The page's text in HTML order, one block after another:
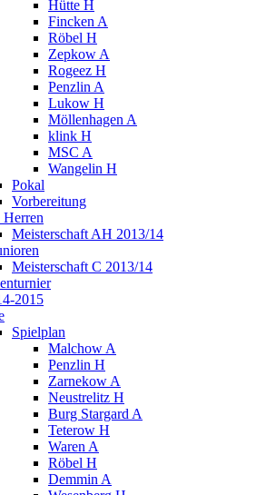
Hütte H
Fincken A
Röbel H
Zepkow A
Rogeez H
Penzlin A
Lukow H
Möllenhagen A
klink H
MSC A
Wangelin H
Pokal
Vorbereitung
Meisterschaft AH 2013/14
Meisterschaft C 2013/14
2015
Spielplan
Malchow A
Penzlin H
Zarnekow A
Neustrelitz H
Burg Stargard A
Teterow H
Waren A
Röbel H
Demmin A